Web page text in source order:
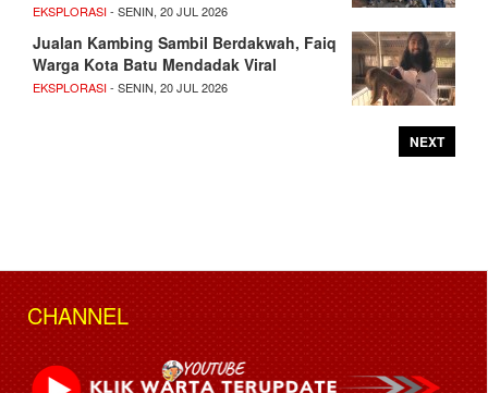
EKSPLORASI- SENIN, 20 JUL 2026
Jualan Kambing Sambil Berdakwah, Faiq
Warga Kota Batu Mendadak Viral
EKSPLORASI- SENIN, 20 JUL 2026
NEXT
CHANNEL